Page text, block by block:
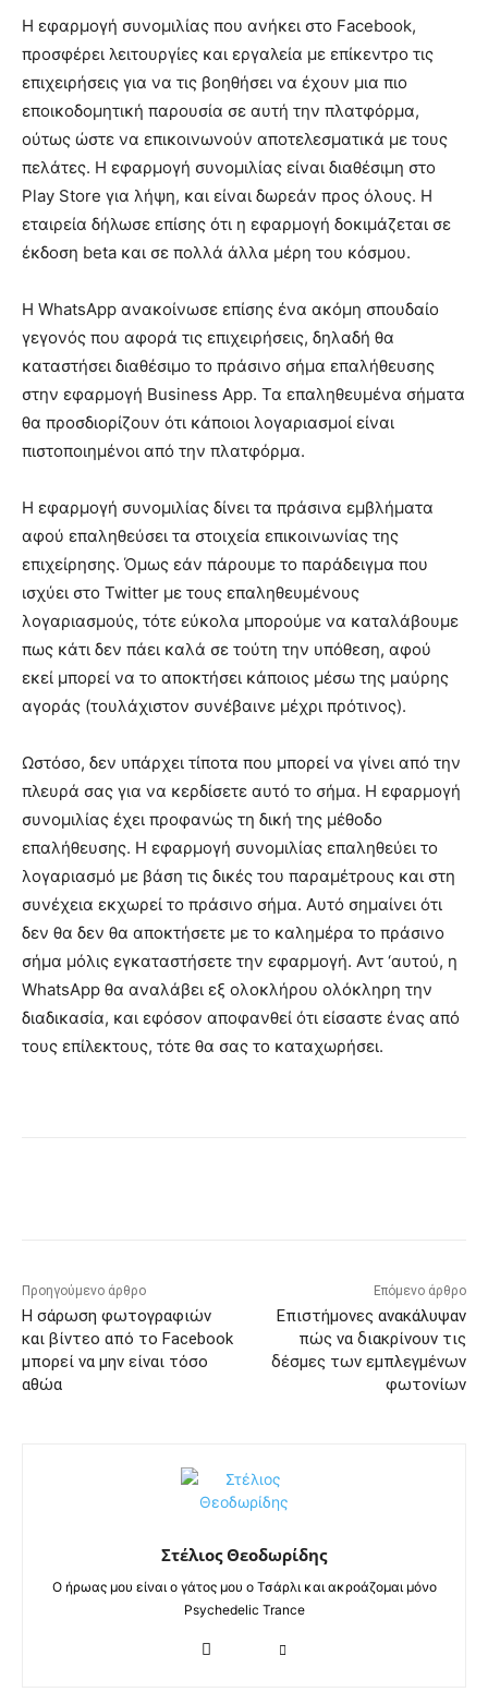
Η εφαρμογή συνομιλίας που ανήκει στο Facebook,
προσφέρει λειτουργίες και εργαλεία με επίκεντρο τις
επιχειρήσεις για να τις βοηθήσει να έχουν μια πιο
εποικοδομητική παρουσία σε αυτή την πλατφόρμα,
ούτως ώστε να επικοινωνούν αποτελεσματικά με τους
πελάτες. Η εφαρμογή συνομιλίας είναι διαθέσιμη στο
Play Store για λήψη, και είναι δωρεάν προς όλους. Η
εταιρεία δήλωσε επίσης ότι η εφαρμογή δοκιμάζεται σε
έκδοση beta και σε πολλά άλλα μέρη του κόσμου.
Η WhatsApp ανακοίνωσε επίσης ένα ακόμη σπουδαίο
γεγονός που αφορά τις επιχειρήσεις, δηλαδή θα
καταστήσει διαθέσιμο το πράσινο σήμα επαλήθευσης
στην εφαρμογή Business App. Τα επαληθευμένα σήματα
θα προσδιορίζουν ότι κάποιοι λογαριασμοί είναι
πιστοποιημένοι από την πλατφόρμα.
Η εφαρμογή συνομιλίας δίνει τα πράσινα εμβλήματα
αφού επαληθεύσει τα στοιχεία επικοινωνίας της
επιχείρησης. Όμως εάν πάρουμε το παράδειγμα που
ισχύει στο Twitter με τους επαληθευμένους
λογαριασμούς, τότε εύκολα μπορούμε να καταλάβουμε
πως κάτι δεν πάει καλά σε τούτη την υπόθεση, αφού
εκεί μπορεί να το αποκτήσει κάποιος μέσω της μαύρης
αγοράς (τουλάχιστον συνέβαινε μέχρι πρότινος).
Ωστόσο, δεν υπάρχει τίποτα που μπορεί να γίνει από την
πλευρά σας για να κερδίσετε αυτό το σήμα. Η εφαρμογή
συνομιλίας έχει προφανώς τη δική της μέθοδο
επαλήθευσης. Η εφαρμογή συνομιλίας επαληθεύει το
λογαριασμό με βάση τις δικές του παραμέτρους και στη
συνέχεια εκχωρεί το πράσινο σήμα. Αυτό σημαίνει ότι
δεν θα δεν θα αποκτήσετε με το καλημέρα το πράσινο
σήμα μόλις εγκαταστήσετε την εφαρμογή. Αντ ‘αυτού, η
WhatsApp θα αναλάβει εξ ολοκλήρου ολόκληρη την
διαδικασία, και εφόσον αποφανθεί ότι είσαστε ένας από
τους επίλεκτους, τότε θα σας το καταχωρήσει.
Προηγούμενο άρθρο
Η σάρωση φωτογραφιών
και βίντεο από το Facebook
μπορεί να μην είναι τόσο
αθώα
Επόμενο άρθρο
Επιστήμονες ανακάλυψαν
πώς να διακρίνουν τις
δέσμες των εμπλεγμένων
φωτονίων
Στέλιος Θεοδωρίδης
Ο ήρωας μου είναι ο γάτος μου ο Τσάρλι και ακροάζομαι μόνο
Psychedelic Trance